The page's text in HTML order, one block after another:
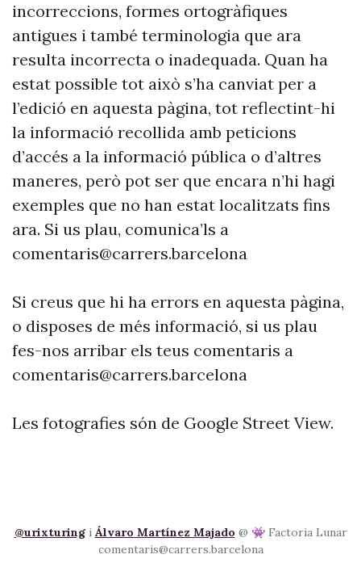
incorreccions, formes ortogràfiques
antigues i també terminologia que ara
resulta incorrecta o inadequada. Quan ha
estat possible tot això s’ha canviat per a
l’edició en aquesta pàgina, tot reflectint-hi
la informació recollida amb peticions
d’accés a la informació pública o d’altres
maneres, però pot ser que encara n’hi hagi
exemples que no han estat localitzats fins
ara. Si us plau, comunica’ls a
comentaris@carrers.barcelona
Si creus que hi ha errors en aquesta pàgina,
o disposes de més informació, si us plau
fes-nos arribar els teus comentaris a
comentaris@carrers.barcelona
Les fotografies són de Google Street View.
@urixturingi Álvaro Martínez Majado @ 👾 Factoria Lunar
comentaris@carrers.barcelona